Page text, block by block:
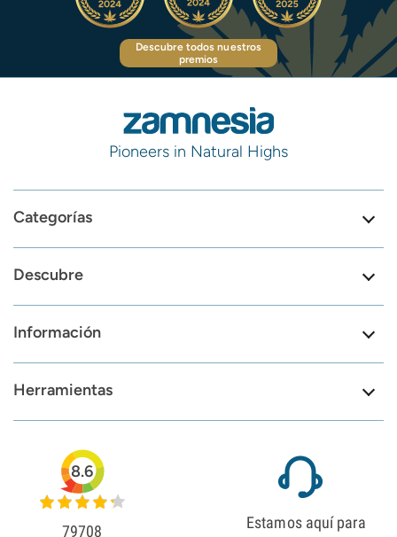
Descubre todos nuestros
premios
Pioneers in Natural Highs
Categorías
Descubre
Información
Herramientas
8.6
79708
Estamos aquí para